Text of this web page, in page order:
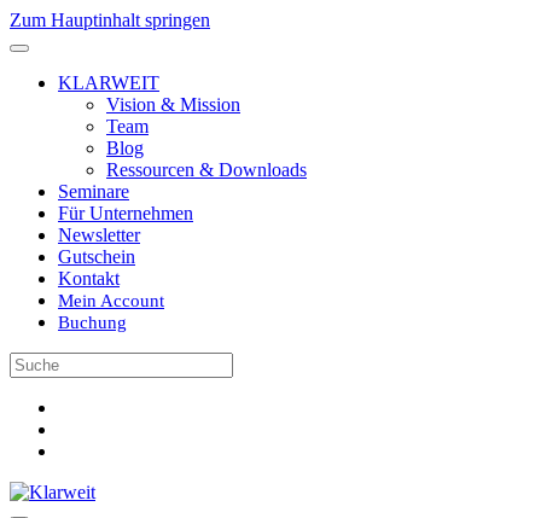
Zum Hauptinhalt springen
KLARWEIT
Vision & Mission
Team
Blog
Ressourcen & Downloads
Seminare
Für Unternehmen
Newsletter
Gutschein
Kontakt
Mein Account
Buchung